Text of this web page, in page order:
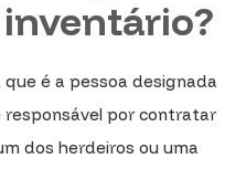
é a pessoa designada
responsável por contratar
dos herdeiros ou uma